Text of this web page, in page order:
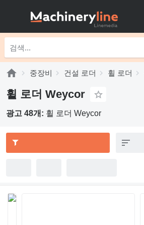
중장비 건설 로더 휠 로더
휠 로더 Weycor
광고 48개: 휠 로더 Weycor